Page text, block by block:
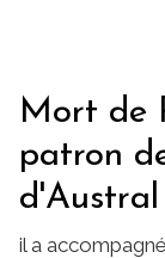
Mort de
patron
il a